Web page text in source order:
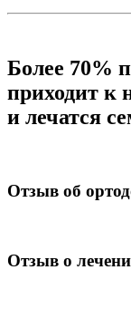
Более 70%
приходит к
и лечатся
Отзыв об
Отзыв о